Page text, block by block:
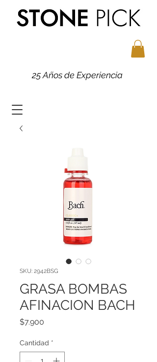
25 Años de Experiencia
SKU: 2942BSG
GRASA BOMBAS
AFINACION BACH
$7.900
Cantidad *